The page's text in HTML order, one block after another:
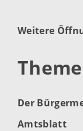
Weitere
Der
Amtsblatt